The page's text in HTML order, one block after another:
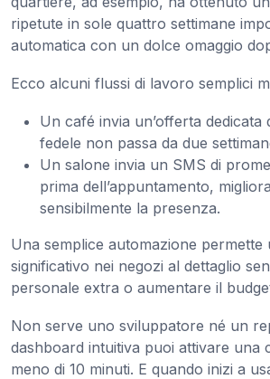
ripetute in sole quattro settimane
automatica con un dolce omaggio
Ecco alcuni flussi di lavoro semplici
Un café invia un’offerta dedicata
fedele non passa da due
Un salone invia un SMS di
prima dell’appuntamento,
sensibilmente la presenza.
Una semplice automazione permette
significativo nei negozi al dettaglio
personale extra o aumentare il
Non serve uno sviluppatore né un
dashboard intuitiva puoi attivare una
meno di 10 minuti. E quando inizi a